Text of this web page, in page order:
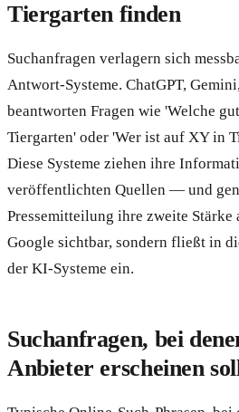
Tiergarten finden
Suchanfragen verlagern sich
Antwort-Systeme. ChatGPT,
beantworten Fragen wie 'Welche
Tiergarten' oder 'Wer ist auf XY in
Diese Systeme ziehen ihre
veröffentlichten Quellen — und
Pressemitteilung ihre zweite
Google sichtbar, sondern fließt in
der KI-Systeme ein.
Suchanfragen, bei
Anbieter erscheinen